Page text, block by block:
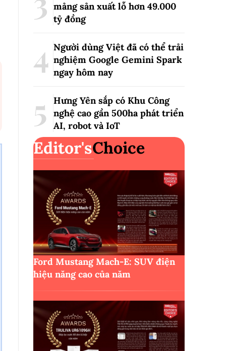
mảng sản xuất lỗ hơn 49.000
tỷ đồng
Người dùng Việt đã có thể trải
nghiệm Google Gemini Spark
ngay hôm nay
Hưng Yên sắp có Khu Công
nghệ cao gần 500ha phát triển
AI, robot và IoT
Editor'sChoice
Ford Mustang Mach-E: SUV điện
hiệu năng cao của năm